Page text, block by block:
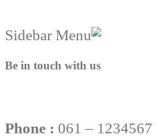
Be in touch with us
Phone : 061 – 1234567